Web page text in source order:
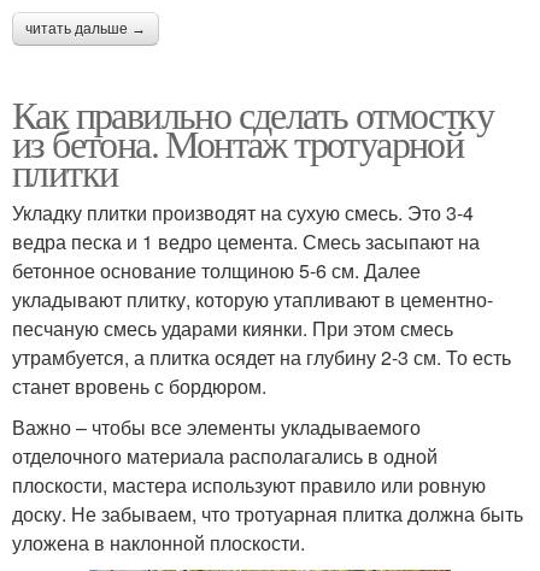
читать дальше →
Как правильно сделать отмостку
из бетона. Монтаж тротуарной
плитки
Укладку плитки производят на сухую смесь. Это 3-4
ведра песка и 1 ведро цемента. Смесь засыпают на
бетонное основание толщиною 5-6 см. Далее
укладывают плитку, которую утапливают в цементно-
песчаную смесь ударами киянки. При этом смесь
утрамбуется, а плитка осядет на глубину 2-3 см. То есть
станет вровень с бордюром.
Важно – чтобы все элементы укладываемого
отделочного материала располагались в одной
плоскости, мастера используют правило или ровную
доску. Не забываем, что тротуарная плитка должна быть
уложена в наклонной плоскости.